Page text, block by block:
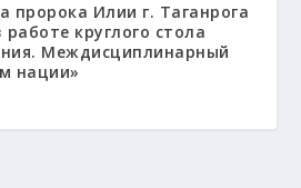
пророка Илии г. Таганрога
круглого стола
Междисциплинарный
нации»